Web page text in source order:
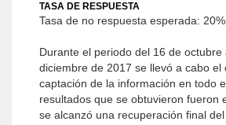
TASA DE RESPUESTA
Tasa de no respuesta esperada: 20%.
Durante el periodo del 16 de octubre
diciembre de 2017 se llevó a cabo el
captación de la información en todo
resultados que se obtuvieron fueron
se alcanzó una recuperación final